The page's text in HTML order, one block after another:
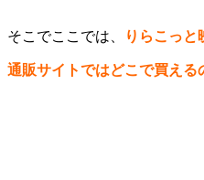
そこでここでは、 りらこっと
通販サイトではどこで買える